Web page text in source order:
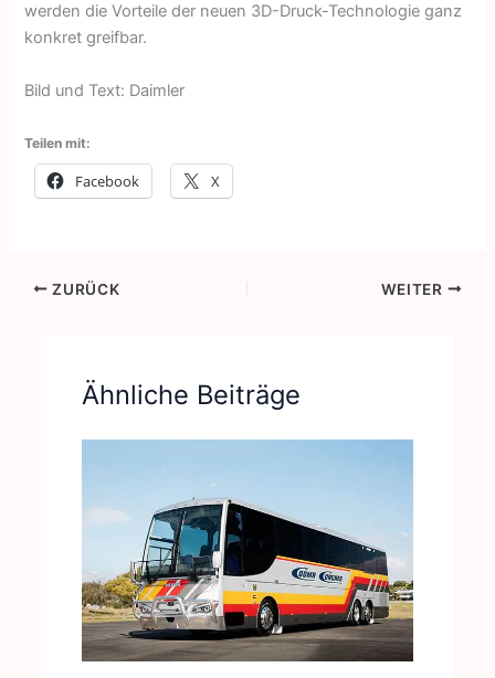
werden die Vorteile der neuen 3D-Druck-Technologie ganz
konkret greifbar.
Bild und Text: Daimler
Teilen mit:
Facebook X
ZURÜCK WEITER
Ähnliche Beiträge